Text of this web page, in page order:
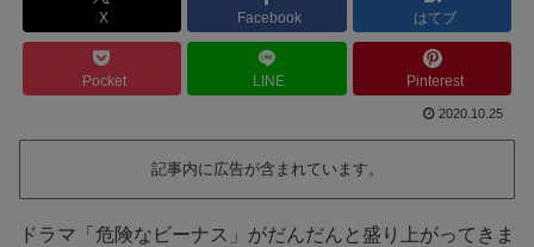
X Facebook はてブ
Pocket LINE Pinterest
2020.10.25
記事内に広告が含まれています。
ドラマ「危険なビーナス」がだんだんと盛り上がってきま